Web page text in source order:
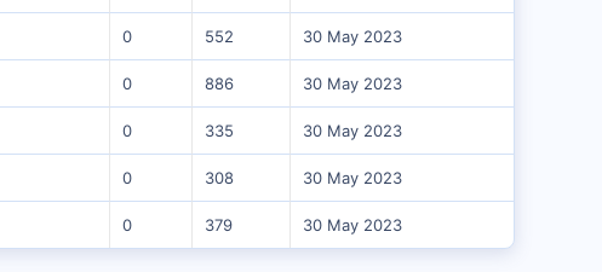
0 552 30 May 2023
0 886 30 May 2023
0 335 30 May 2023
0 308 30 May 2023
0 379 30 May 2023